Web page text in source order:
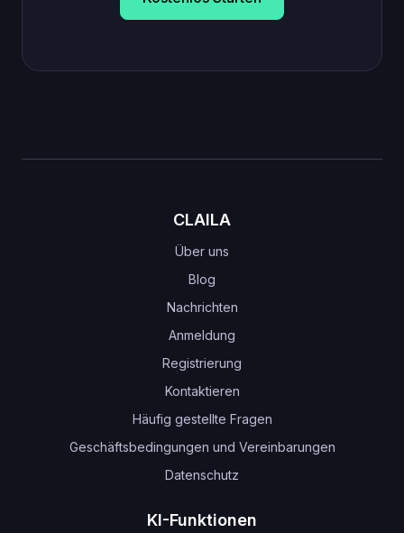
CLAILA
Über uns
Blog
Nachrichten
Anmeldung
Registrierung
Kontaktieren
Häufig gestellte Fragen
Geschäftsbedingungen und Vereinbarungen
Datenschutz
KI-Funktionen